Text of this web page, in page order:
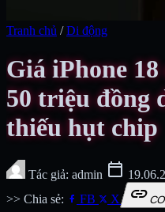
Tranh chủ / Di động
Giá iPhone
50 triệu đồng
thiếu hụt chip
Tác giả: admin calendar_today
>> Chia sẻ:
FB X link